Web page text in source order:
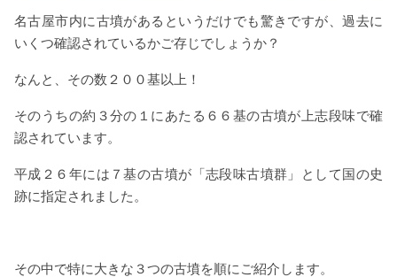
名古屋市内に古墳があるというだけでも驚きですが、過去に
いくつ確認されているかご存じでしょうか？
なんと、その数２００基以上！
そのうちの約３分の１にあたる６６基の古墳が上志段味で確
認されています。
平成２６年には７基の古墳が「志段味古墳群」として国の史
跡に指定されました。
その中で特に大きな３つの古墳を順にご紹介します。